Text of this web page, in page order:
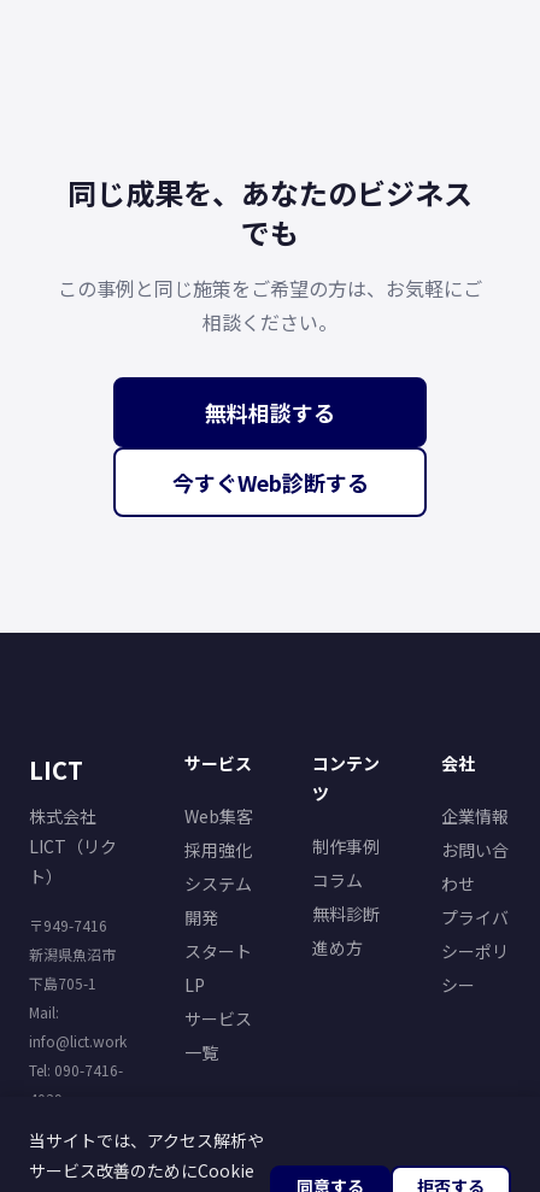
同じ成果を、あなたのビジネス
でも
この事例と同じ施策をご希望の方は、お気軽にご
相談ください。
無料相談する
今すぐWeb診断する
LICT
株式会社
LICT（リク
ト）
〒949-7416
新潟県魚沼市
下島705-1
Mail:
info@lict.work
Tel: 090-7416-
4029
サービス
Web集客
採用強化
システム
開発
スタート
LP
サービス
一覧
コンテン
ツ
制作事例
コラム
無料診断
進め方
会社
企業情報
お問い合
わせ
プライバ
シーポリ
シー
当サイトでは、アクセス解析や
サービス改善のためにCookie
同意する 拒否する